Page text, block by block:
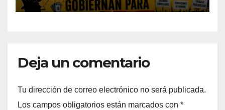
Deja un comentario
Tu dirección de correo electrónico no será publicada.
Los campos obligatorios están marcados con *